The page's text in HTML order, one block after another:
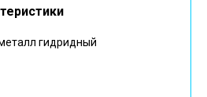
гидридный